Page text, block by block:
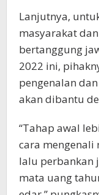
Lanjutnya,
masyarakat
bertanggung
2022 ini,
pengenalan
akan dibantu
“Tahap awal
cara mengenali
lalu perbankan
mata uang